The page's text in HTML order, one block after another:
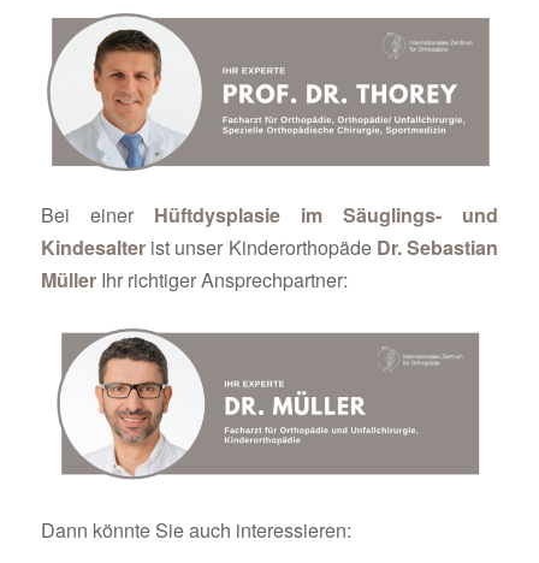
Bei einer Hüftdysplasie im Säuglings- und
Kindesalterist unser Kinderorthopäde Dr. Sebastian
MüllerIhr richtiger Ansprechpartner:
Dann könnte Sie auch interessieren: